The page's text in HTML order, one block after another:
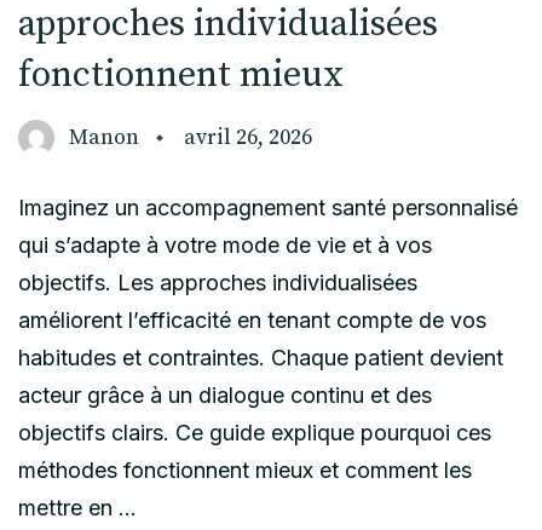
approches individualisées
fonctionnent mieux
Manon avril 26, 2026
Imaginez un accompagnement santé personnalisé
qui s’adapte à votre mode de vie et à vos
objectifs. Les approches individualisées
améliorent l’efficacité en tenant compte de vos
habitudes et contraintes. Chaque patient devient
acteur grâce à un dialogue continu et des
objectifs clairs. Ce guide explique pourquoi ces
méthodes fonctionnent mieux et comment les
mettre en …